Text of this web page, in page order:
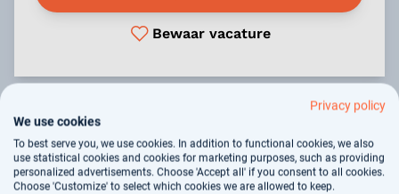
Bewaar vacature
ASSEN
Specialist Ouderengeneeskunde /
Privacy policy
We use cookies
To best serve you, we use cookies. In addition to functional cookies, we also
use statistical cookies and cookies for marketing purposes, such as providing
personalized advertisements. Choose 'Accept all' if you consent to all cookies.
Choose 'Customize' to select which cookies we are allowed to keep.